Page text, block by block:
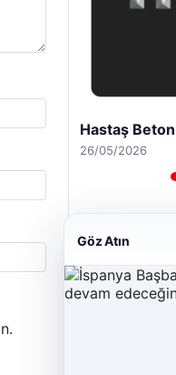
Hastaş Beton
26/05/2026
Göz Atın